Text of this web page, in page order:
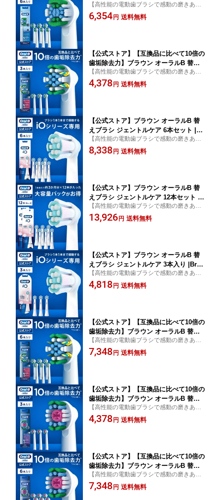
ブラシ ベーシックブラシ 6本入 EB20R
X-6EL|Braun Oral-B 公式ストア ジーニ
【高性能の電動歯ブラシで感動の磨きあが
りへ】
6,354円 送料無料
【公式ストア】【互換品に比べて10倍の
歯垢除去力】ブラウン オーラルB 替え
ブラシ 歯間ワイパー付 ブラシ 3本入り
EB25RX-3-EL|Braun Oral-B 公式ストア
【高性能の電動歯ブラシで感動の磨きあが
りへ】
4,378円 送料無料
【公式ストア】ブラウン オーラルB 替
えブラシ ジェントルケア 6本セット |Br
aun Oral-B 公式ストア 正規品 電動歯ブ
ラシ 電動 歯ブラシ 電動ハブラシ oralb
【高性能の電動歯ブラシで感動の磨きあが
りへ】
8,338円 送料無料
【公式ストア】ブラウン オーラルB 替
えブラシ ジェントルケア 12本セット |B
raun Oral-B 公式ストア 正規品 電動歯
ブラシ 電動 歯ブラシ 電動ハブラシ oral
【高性能の電動歯ブラシで感動の磨きあが
りへ】
13,926円 送料無料
【公式ストア】ブラウン オーラルB 替
えブラシ ジェントルケア 3本入り |Brau
n Oral-B 公式ストア 正規品 電動歯ブラ
シ 電動 歯ブラシ 電動ハブラシ oralb 大
【高性能の電動歯ブラシで感動の磨きあが
りへ】
4,818円 送料無料
【公式ストア】【互換品に比べて10倍の
歯垢除去力】ブラウン オーラルB 替え
ブラシ 歯間ワイパー付 ブラシ 6本セッ
ト EB25RX-6-EL|Braun Oral-B 公式ス
外
【高性能の電動歯ブラシで感動の磨きあが
りへ】
7,348円 送料無料
【公式ストア】【互換品に比べて10倍の
歯垢除去力】ブラウン オーラルB 替え
ブラシ ホワイトニングブラシ 3本入 EB
18RX-3EL|Braun Oral-B 公式ストア ジ
外
【高性能の電動歯ブラシで感動の磨きあが
りへ】
4,378円 送料無料
【公式ストア】【互換品に比べて10倍の
歯垢除去力】ブラウン オーラルB 替え
ブラシ ホワイトニングブラシ 6本入 EB
18RX-6EL|Braun Oral-B 公式ストア ジ
【高性能の電動歯ブラシで感動の磨きあが
りへ】
7,348円 送料無料